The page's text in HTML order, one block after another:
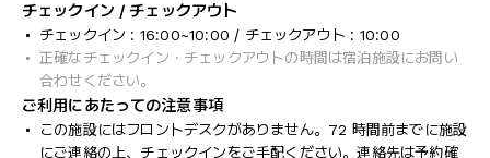
チェックイン / チェックアウト
チェックイン : 16:00~10:00 / チェックアウト : 10:00
正確なチェックイン・チェックアウトの時間は宿泊施設にお問い
合わせください。
ご利用にあたっての注意事項
この施設にはフロントデスクがありません。72 時間前までに施設
にご連絡の上、チェックインをご手配ください。連絡先は予約確